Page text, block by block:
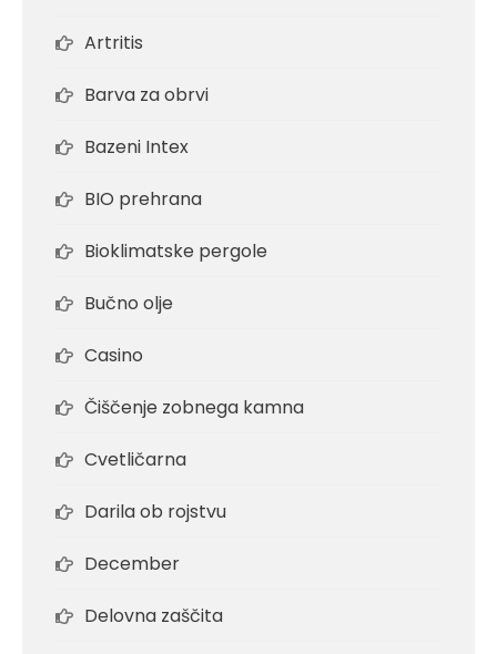
Artritis
Barva za obrvi
Bazeni Intex
BIO prehrana
Bioklimatske pergole
Bučno olje
Casino
Čiščenje zobnega kamna
Cvetličarna
Darila ob rojstvu
December
Delovna zaščita